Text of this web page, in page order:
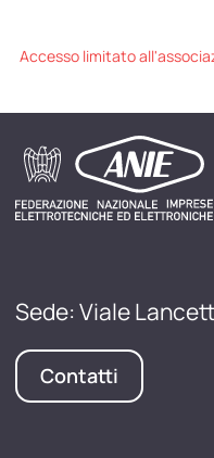
Accesso limitato
Sede: Viale
Contatti